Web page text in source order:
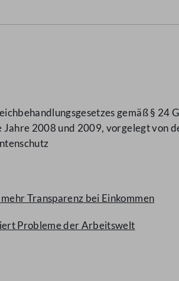
gemäß § 24
2008 und 2009, vorgelegt von
Transparenz bei Einkommen
Probleme der Arbeitswelt